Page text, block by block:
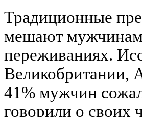
Традиционные
мешают мужчинам
переживаниях.
Великобритании,
41% мужчин
говорили о своих